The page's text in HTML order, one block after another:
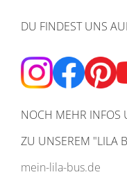
DU FINDEST UNS
NOCH MEHR INFOS
ZU UNSEREM "LILA
mein-lila-bus.de